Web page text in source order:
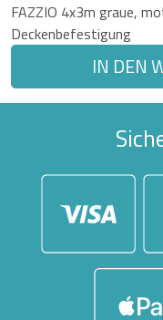
FAZZIO 4x3m graue,
Deckenbefestigung
IN DEN